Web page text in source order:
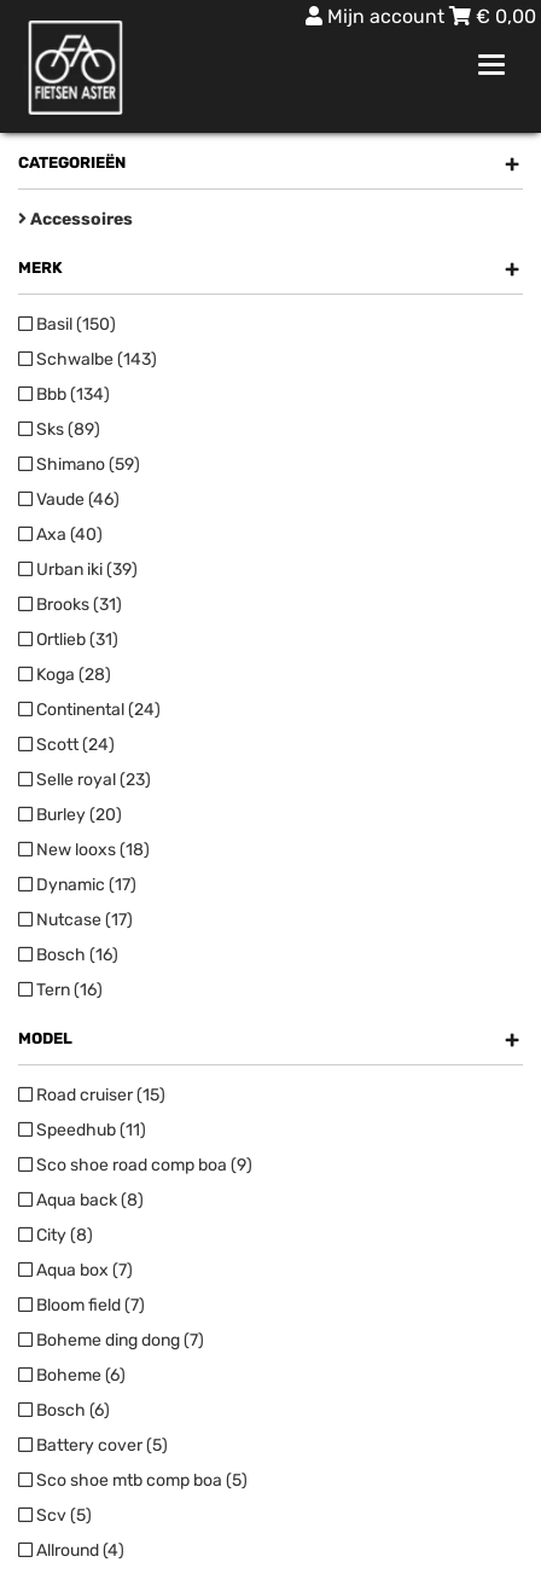
Mijn account € 0,00
CATEGORIEËN +
Accessoires
MERK +
Basil (150)
Schwalbe (143)
Bbb (134)
Sks (89)
Shimano (59)
Vaude (46)
Axa (40)
Urban iki (39)
Brooks (31)
Ortlieb (31)
Koga (28)
Continental (24)
Scott (24)
Selle royal (23)
Burley (20)
New looxs (18)
Dynamic (17)
Nutcase (17)
Bosch (16)
Tern (16)
MODEL +
Road cruiser (15)
Speedhub (11)
Sco shoe road comp boa (9)
Aqua back (8)
City (8)
Aqua box (7)
Bloom field (7)
Boheme ding dong (7)
Boheme (6)
Bosch (6)
Battery cover (5)
Sco shoe mtb comp boa (5)
Scv (5)
Allround (4)